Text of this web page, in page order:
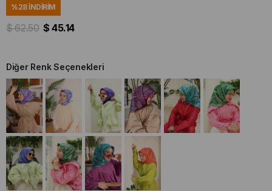
%28İNDIRIM
$ 62.50 $ 45.14
Diğer Renk Seçenekleri